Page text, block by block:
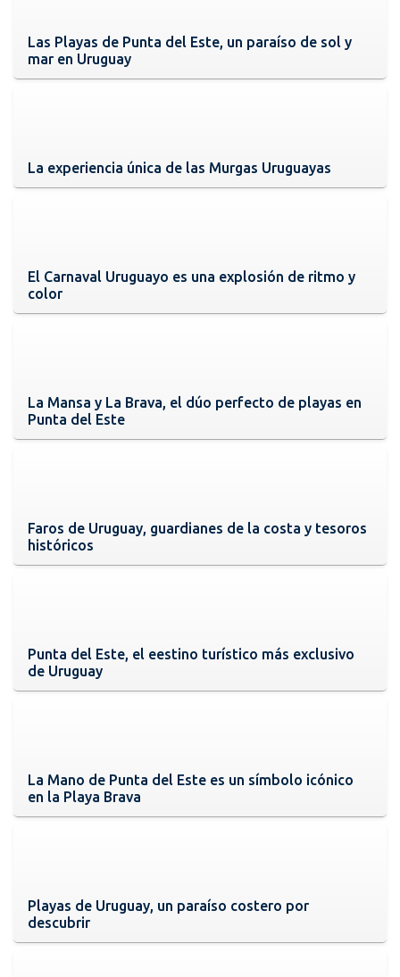
Las Playas de Punta del Este, un paraíso de sol y
mar en Uruguay
La experiencia única de las Murgas Uruguayas
El Carnaval Uruguayo es una explosión de ritmo y
color
La Mansa y La Brava, el dúo perfecto de playas en
Punta del Este
Faros de Uruguay, guardianes de la costa y tesoros
históricos
Punta del Este, el eestino turístico más exclusivo
de Uruguay
La Mano de Punta del Este es un símbolo icónico
en la Playa Brava
Playas de Uruguay, un paraíso costero por
descubrir